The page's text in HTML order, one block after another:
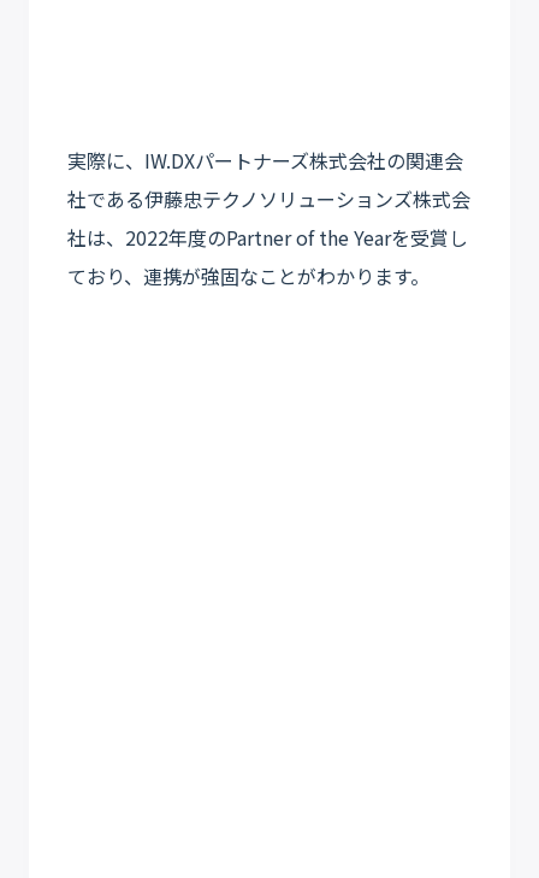
実際に、IW.DXパートナーズ株式会社の関連会
社である伊藤忠テクノソリューションズ株式会
社は、2022年度のPartner of the Yearを受賞し
ており、連携が強固なことがわかります。